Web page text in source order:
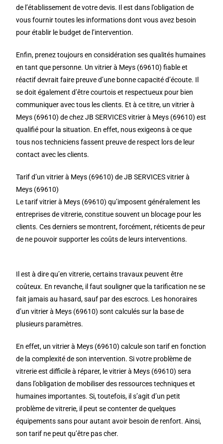
de l’établissement de votre devis. Il est dans l’obligation de
vous fournir toutes les informations dont vous avez besoin
pour établir le budget de l’intervention.
Enfin, prenez toujours en considération ses qualités humaines
en tant que personne. Un vitrier à Meys (69610) fiable et
réactif devrait faire preuve d’une bonne capacité d’écoute. Il
se doit également d’être courtois et respectueux pour bien
communiquer avec tous les clients. Et à ce titre, un vitrier à
Meys (69610) de chez JB SERVICES vitrier à Meys (69610) est
qualifié pour la situation. En effet, nous exigeons à ce que
tous nos techniciens fassent preuve de respect lors de leur
contact avec les clients.
Tarif d’un vitrier à Meys (69610) de JB SERVICES vitrier à
Meys (69610)
Le tarif vitrier à Meys (69610) qu’imposent généralement les
entreprises de vitrerie, constitue souvent un blocage pour les
clients. Ces derniers se montrent, forcément, réticents de peur
de ne pouvoir supporter les coûts de leurs interventions.
Il est à dire qu’en vitrerie, certains travaux peuvent être
coûteux. En revanche, il faut souligner que la tarification ne se
fait jamais au hasard, sauf par des escrocs. Les honoraires
d’un vitrier à Meys (69610) sont calculés sur la base de
plusieurs paramètres.
En effet, un vitrier à Meys (69610) calcule son tarif en fonction
de la complexité de son intervention. Si votre problème de
vitrerie est difficile à réparer, le vitrier à Meys (69610) sera
dans l’obligation de mobiliser des ressources techniques et
humaines importantes. Si, toutefois, il s’agit d’un petit
problème de vitrerie, il peut se contenter de quelques
équipements sans pour autant avoir besoin de renfort. Ainsi,
son tarif ne peut qu’être pas cher.